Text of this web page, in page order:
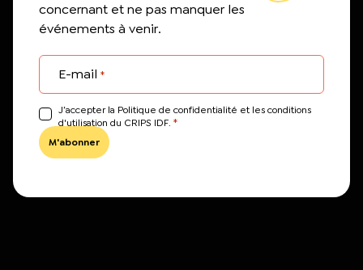
concernant et ne pas manquer les
événements à venir.
E-mail *
J’accepter la Politique de confidentialité et les conditions
d'utilisation du CRIPS IDF. *